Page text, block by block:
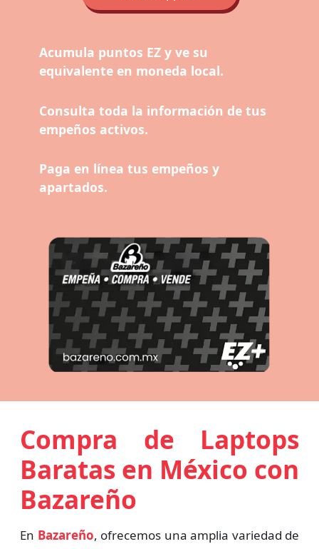
Acumula puntos EZ y ve su
equivalente en moneda local.
Consulta toda la información de tus
empeños activos.
Paga en línea tus empeños y
apartados.
Compra de Laptops
Baratas en México con
Bazareño
En Bazareño, ofrecemos una amplia variedad de